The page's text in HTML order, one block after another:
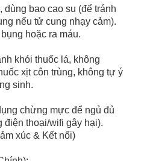
dùng bao cao su (để tránh
nếu tử cung nhạy cảm).
hoặc ra máu.
khói thuốc lá, không
xịt côn trùng, không tự ý
sinh.
chừng mực để ngủ đủ
điện thoại/wifi gây hại).
xúc & Kết nối)